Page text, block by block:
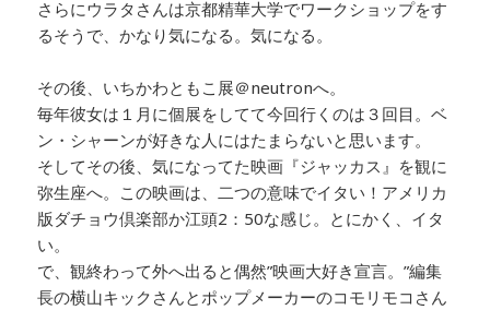
さらにウラタさんは京都精華大学でワークショップをす
るそうで、かなり気になる。気になる。
その後、いちかわともこ展＠neutronへ。
毎年彼女は１月に個展をしてて今回行くのは３回目。ベ
ン・シャーンが好きな人にはたまらないと思います。
そしてその後、気になってた映画『ジャッカス』を観に
弥生座へ。この映画は、二つの意味でイタい！アメリカ
版ダチョウ倶楽部か江頭2：50な感じ。とにかく、イタ
い。
で、観終わって外へ出ると偶然”映画大好き宣言。”編集
長の横山キックさんとポップメーカーのコモリモコさん